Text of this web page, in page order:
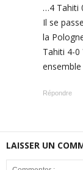
…4 Tahiti
Il se
la
Tahiti 4-0
Répondre
LAISSER UN